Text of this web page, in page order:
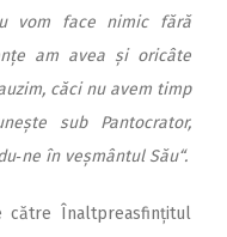
vom face nimic fără
am avea și oricâte
căci nu avem timp
sub Pantocrator,
în veșmântul Său“.
către Înaltpreasfințitul